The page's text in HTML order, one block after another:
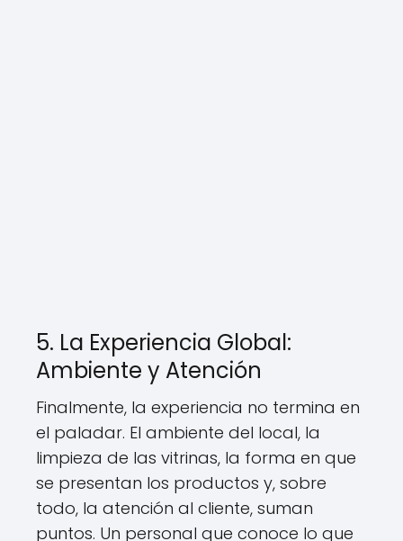
5. La Experiencia Global:
Ambiente y Atención
Finalmente, la experiencia no termina en
el paladar. El ambiente del local, la
limpieza de las vitrinas, la forma en que
se presentan los productos y, sobre
todo, la atención al cliente, suman
puntos. Un personal que conoce lo que